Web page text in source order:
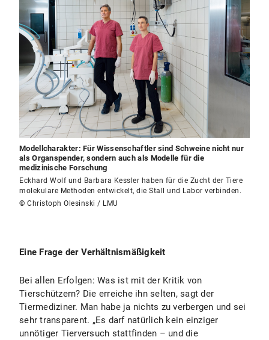
Modellcharakter: Für Wissenschaftler sind Schweine nicht nur
als Organspender, sondern auch als Modelle für die
medizinische Forschung
Eckhard Wolf und Barbara Kessler haben für die Zucht der Tiere
molekulare Methoden entwickelt, die Stall und Labor verbinden.
© Christoph Olesinski / LMU
Eine Frage der Verhältnismäßigkeit
Bei allen Erfolgen: Was ist mit der Kritik von
Tierschützern? Die erreiche ihn selten, sagt der
Tiermediziner. Man habe ja nichts zu verbergen und sei
sehr transparent. „Es darf natürlich kein einziger
unnötiger Tierversuch stattfinden – und die